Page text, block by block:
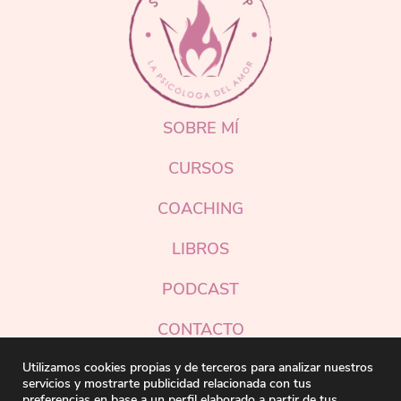
SOBRE MÍ
CURSOS
COACHING
LIBROS
PODCAST
CONTACTO
Instagram
Utilizamos cookies propias y de terceros para analizar nuestros
servicios y mostrarte publicidad relacionada con tus